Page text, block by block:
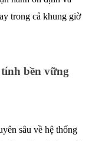
trong cả khung giờ
bền vững
sâu về hệ thống